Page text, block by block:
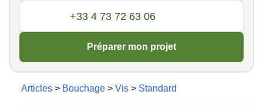
Préparer mon projet
Articles > Bouchage > Vis > Standard